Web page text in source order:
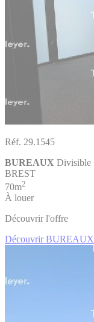
Réf. 29.1545
BUREAUX Divisible
BREST
70m2
À louer
Découvrir l'offre
Découvrir BUREAUX